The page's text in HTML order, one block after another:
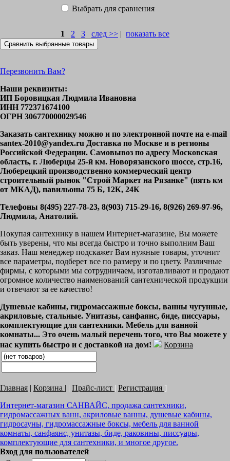
Выбрать для сравнения
1 2 3 след >> | показать все
Перезвонить Вам?
Наши реквизиты:
ИП Боровицкая Людмила Ивановна
ИНН 772371674100
ОГРН 306770000029546
Заказать сантехнику можно и по электронной почте на e-mail
santex-2010@yandex.ru Доставка по Москве и в регионы
Российской Федерации. Самовывоз по адресу Московская
область, г. Люберцы 25-й км. Новорязанского шоссе, стр.16,
Люберецкий производственно коммерческий центр
строительный рынок "Строй Маркет на Рязанке" (пять км
от МКАД), павильоны 75 Б, 12К, 24К
Телефоны 8(495) 227-78-23, 8(903) 715-29-16, 8(926) 269-97-96,
Людмила, Анатолий.
Покупая сантехнику в нашем Интернет-магазине, Вы можете
быть уверены, что мы всегда быстро и точно выполним Ваш
заказ. Наш менеджер подскажет Вам нужные товары, уточнит
все параметры, подберет все по размеру и по цвету. Различные
фирмы, с которыми мы сотрудничаем, изготавливают и продают
огромное количество наименований сантехнической продукции
и отвечают за ее качество!
Душевые кабины, гидромассажные боксы, ванны чугунные,
акриловые, стальные. Унитазы, санфаянс, биде, писсуары,
комплектующие для сантехники. Мебель для ванной
комнаты... Это очень малый перечень того, что Вы можете у
нас купить быстро и с доставкой на дом!
Корзина
Главная | Корзина | | Прайс-лист | Регистрация ]
Интернет-магазин САНВАЙС, продажа сантехники,
гидромассажных ванн, акриловые ванны, душевые кабины,
гидросауны, гидромассажные боксы, мебель для ванной
комнаты, санфаянс, унитазы, биде, раковины, писсуары,
комплектующие для сантехники, и многое другое.
Вход для пользователей